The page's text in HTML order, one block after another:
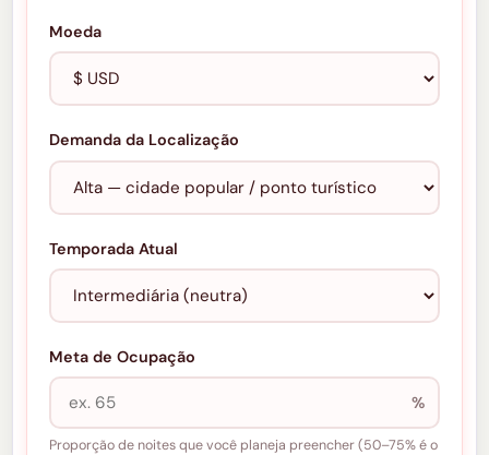
Moeda
Demanda da Localização
Temporada Atual
Meta de Ocupação
%
Proporção de noites que você planeja preencher (50–75% é o